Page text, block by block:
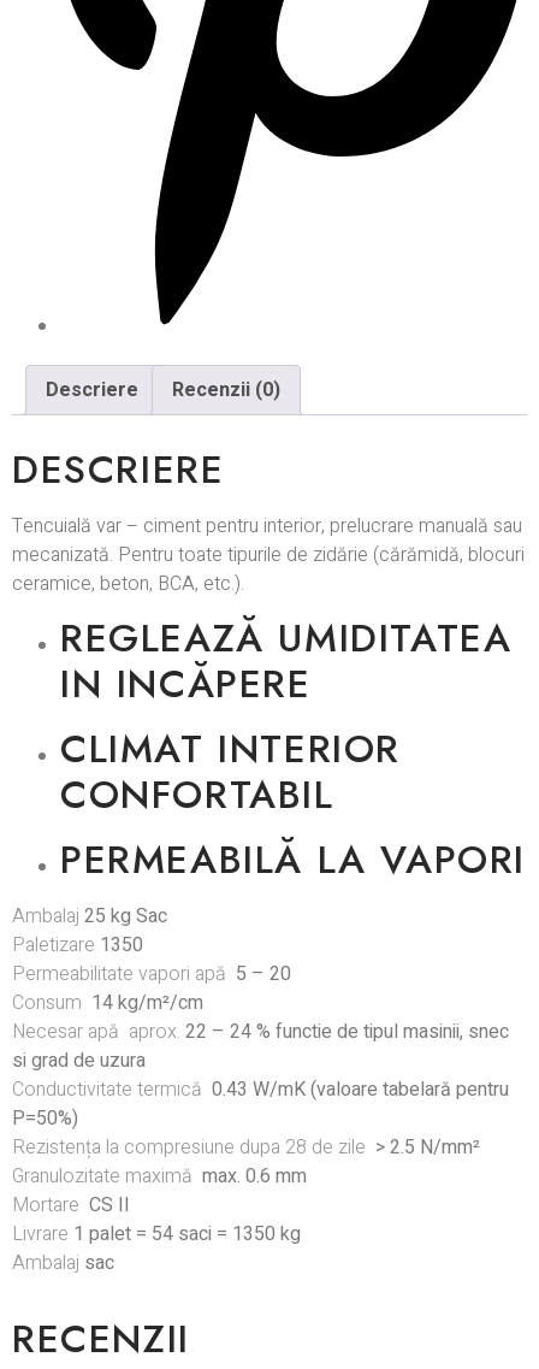
Descriere Recenzii (0)
DESCRIERE
Tencuială var – ciment pentru interior, prelucrare manuală sau
mecanizată. Pentru toate tipurile de zidărie (cărămidă, blocuri
ceramice, beton, BCA, etc.).
REGLEAZĂ UMIDITATEA
IN INCĂPERE
CLIMAT INTERIOR
CONFORTABIL
PERMEABILĂ LA VAPORI
Ambalaj 25 kg Sac
Paletizare 1350
Permeabilitate vapori apă 5 – 20
Consum 14 kg/m²/cm
Necesar apă aprox. 22 – 24 % functie de tipul masinii, snec
si grad de uzura
Conductivitate termică 0.43 W/mK (valoare tabelară pentru
P=50%)
Rezistența la compresiune dupa 28 de zile > 2.5 N/mm²
Granulozitate maximă max. 0.6 mm
Mortare CS II
Livrare 1 palet = 54 saci = 1350 kg
Ambalaj sac
RECENZII